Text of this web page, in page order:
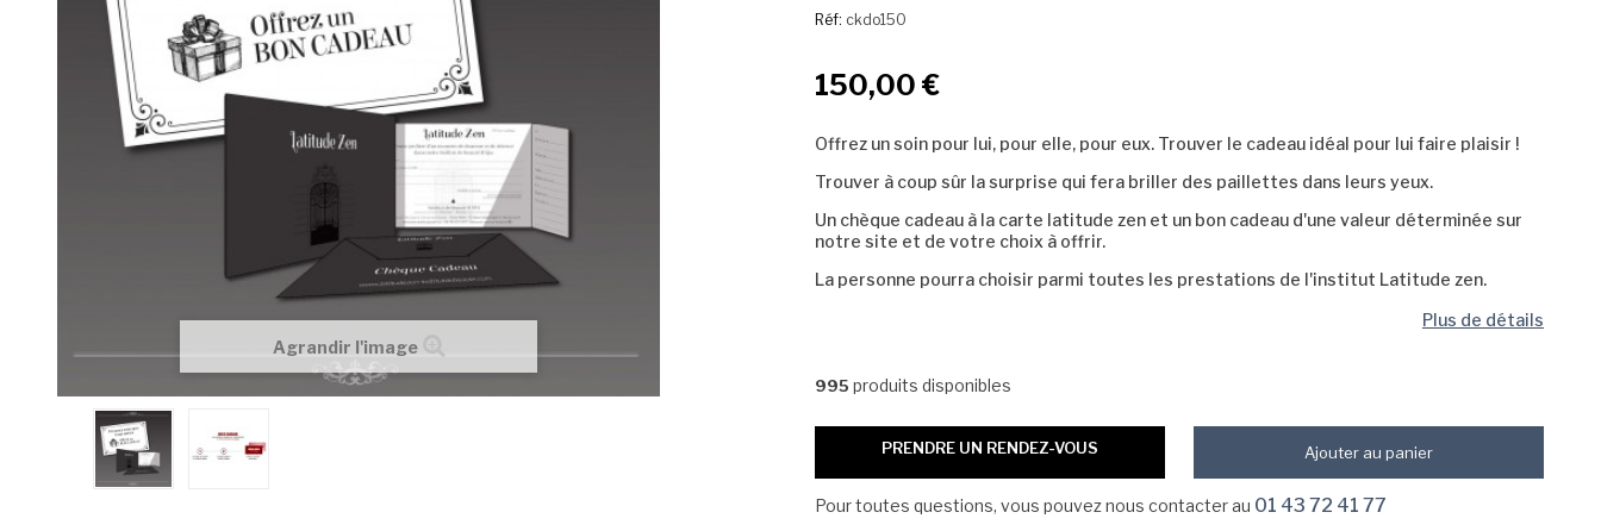
Agrandir l'image
Réf: ckdo150
150,00 €
Offrez un soin pour lui, pour elle, pour eux. Trouver le cadeau idéal pour lui faire plaisir !
Trouver à coup sûr la surprise qui fera briller des paillettes dans leurs yeux.
Un chèque cadeau à la carte latitude zen et un bon cadeau d'une valeur déterminée sur
notre site et de votre choix à offrir.
La personne pourra choisir parmi toutes les prestations de l'institut Latitude zen.
Plus de détails
995 produits disponibles
PRENDRE UN RENDEZ-VOUS Ajouter au panier
Pour toutes questions, vous pouvez nous contacter au 01 43 72 41 77